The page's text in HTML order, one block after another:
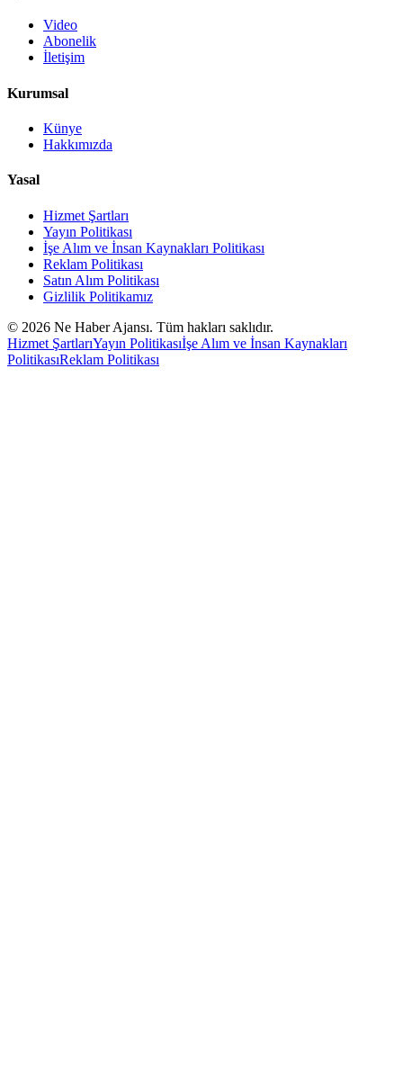
Video
Abonelik
İletişim
Kurumsal
Künye
Hakkımızda
Yasal
Hizmet Şartları
Yayın Politikası
İşe Alım ve İnsan Kaynakları Politikası
Reklam Politikası
Satın Alım Politikası
Gizlilik Politikamız
© 2026 Ne Haber Ajansı. Tüm hakları saklıdır.
Hizmet ŞartlarıYayın Politikasıİşe Alım ve İnsan Kaynakları
PolitikasıReklam Politikası